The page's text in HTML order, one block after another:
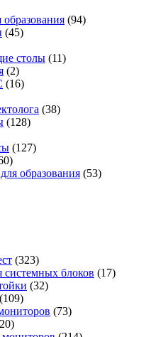
(94)
(45)
столы (11)
(2)
(16)
(38)
(128)
(127)
образования (53)
(323)
системных блоков (17)
(32)
(109)
(73)